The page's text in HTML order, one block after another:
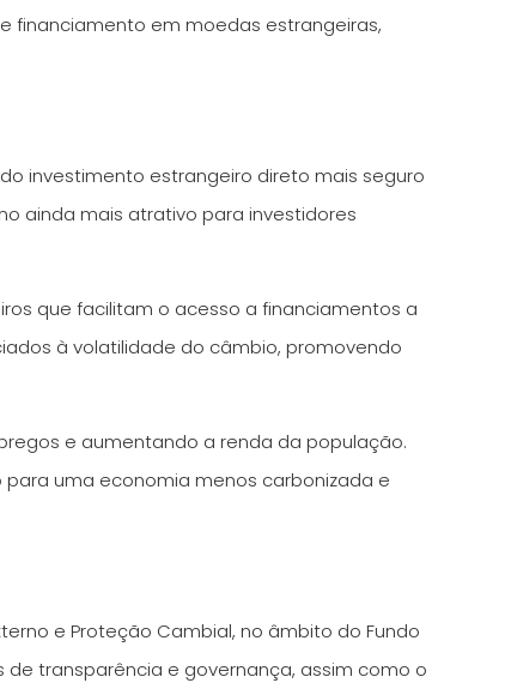
financiamento em moedas estrangeiras,
investimento estrangeiro direto mais seguro
ainda mais atrativo para investidores
que facilitam o acesso a financiamentos a
à volatilidade do câmbio, promovendo
e aumentando a renda da população.
uma economia menos carbonizada e
e Proteção Cambial, no âmbito do Fundo
transparência e governança, assim como o